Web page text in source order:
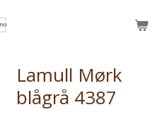
Lamull Mørk
blågrå 4387